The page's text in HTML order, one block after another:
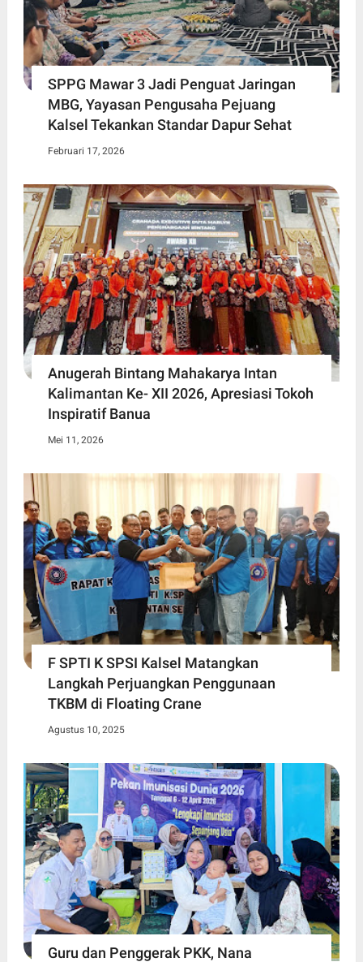
SPPG Mawar 3 Jadi Penguat Jaringan
MBG, Yayasan Pengusaha Pejuang
Kalsel Tekankan Standar Dapur Sehat
Februari 17, 2026
Anugerah Bintang Mahakarya Intan
Kalimantan Ke- XII 2026, Apresiasi Tokoh
Inspiratif Banua
Mei 11, 2026
F SPTI K SPSI Kalsel Matangkan
Langkah Perjuangkan Penggunaan
TKBM di Floating Crane
Agustus 10, 2025
Guru dan Penggerak PKK, Nana